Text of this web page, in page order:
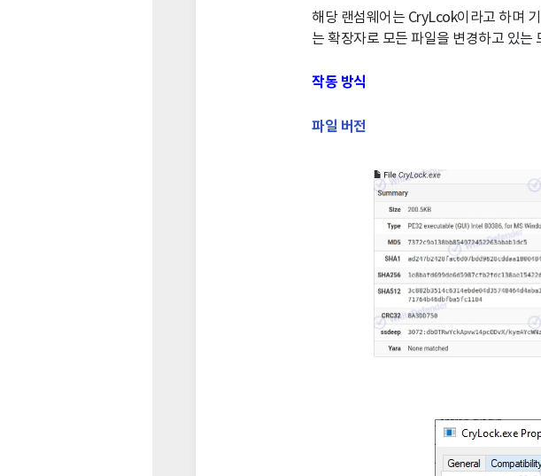
해당 랜섬웨어는 CryLcok이라고 하며
는 확장자로 모든 파일을 변경하고 있는
작동 방식
파일 버전